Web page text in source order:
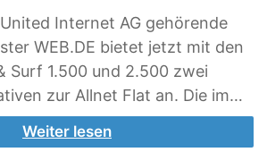
Internet AG gehörende
WEB.DE bietet jetzt mit den
Surf 1.500 und 2.500 zwei
zur Allnet Flat an. Die im…
Weiter lesen